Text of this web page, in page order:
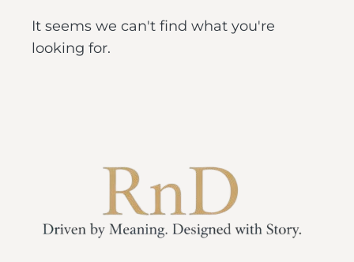
It seems we can't find what you're
looking for.